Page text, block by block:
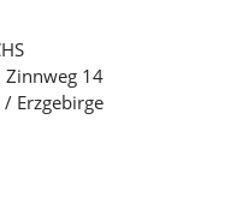
Zinnweg 14
Erzgebirge